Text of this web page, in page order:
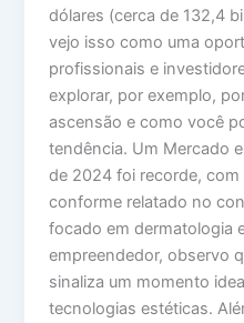
dólares (cerca de 132,4
vejo isso como uma
profissionais e
explorar, por exemplo,
ascensão e como você
tendência. Um Mercado
de 2024 foi recorde,
conforme relatado no
focado em dermatologia
empreendedor, observo
sinaliza um momento
tecnologias estéticas.